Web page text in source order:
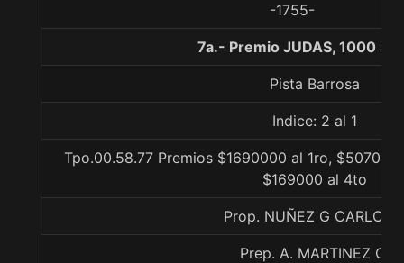
-1755-
7a.- Premio JUDAS, 1000
Pista Barrosa
Indice: 2 al 1
Tpo.00.58.77 Premios $1690000 al 1ro,
$169000 al 4to
Prop. NUÑEZ G CARLOS
Prep. A. MARTINEZ C.